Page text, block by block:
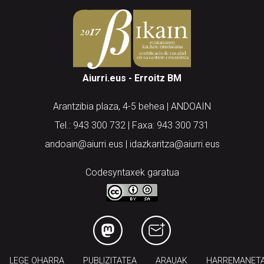
Aiurri.eus - Erroitz BM
Arantzibia plaza, 4-5 behea | ANDOAIN
Tel.: 943 300 732 | Faxa: 943 300 731
andoain@aiurri.eus | idazkaritza@aiurri.eus
Codesyntaxek garatua
LEGE OHARRA PUBLIZITATEA ARAUAK